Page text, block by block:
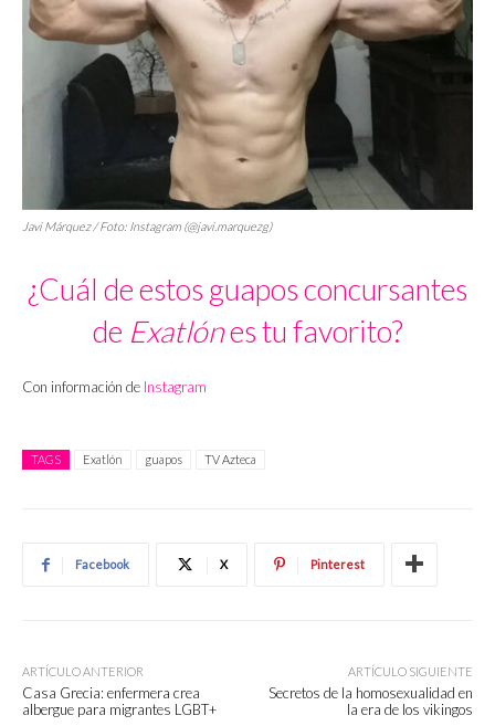
Javi Márquez / Foto: Instagram (@javi.marquezg)
¿Cuál de estos guapos concursantes
de Exatlónes tu favorito?
Con información de Instagram
TAGS Exatlón guapos TV Azteca
Facebook X Pinterest
ARTÍCULO ANTERIOR
Casa Grecia: enfermera crea
albergue para migrantes LGBT+
ARTÍCULO SIGUIENTE
Secretos de la homosexualidad en
la era de los vikingos